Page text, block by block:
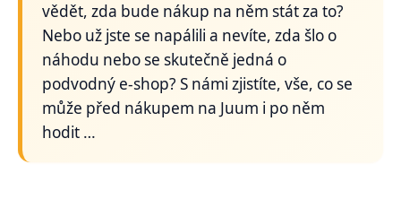
vědět, zda bude nákup na něm stát za to?
Nebo už jste se napálili a nevíte, zda šlo o
náhodu nebo se skutečně jedná o
podvodný e-shop? S námi zjistíte, vše, co se
může před nákupem na Juum i po něm
hodit …